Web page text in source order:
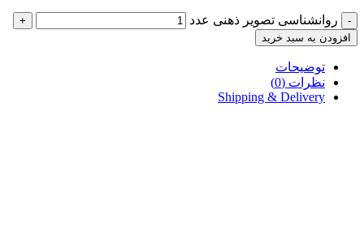
- روانشناسی تصویر ذهنی عدد
+
افزودن به سبد خرید
توضیحات
نظرات (0)
Shipping & Delivery